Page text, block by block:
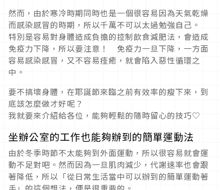
然而，由於寒冷時期同時也是一個很容易因為天氣乾燥
而感染感冒的時期，所以千萬不可以太過勉強自己。
特別是容易對身體造成負擔的控制飲食減肥法，會造成
免疫力下降，所以要注意！ 免疫力一旦下降，一方面
容易感染感冒，又不容易痊癒，就會陷入惡性循環之
中。
要不搞壞身體，在耶誕節來臨之前有效率的瘦下來，到
底該怎麼做才好呢？
我就要來介紹給各位，能夠輕鬆的隨時留心的技巧♡
坐辦公室的工作也能夠辦到的簡單運動法
由於冬季時節不太能夠到外面運動，所以很容易就會運
動不足對吧。然而因為一旦肌肉減少，代謝速率也會跟
著降低，所以「從日常生活當中可以辦到的簡單運動著